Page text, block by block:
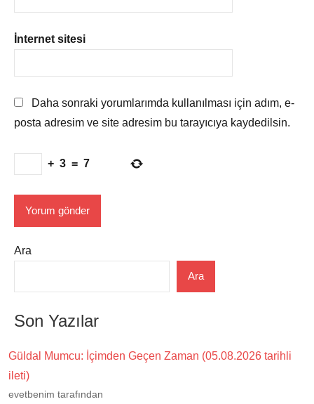
İnternet sitesi
Daha sonraki yorumlarımda kullanılması için adım, e-
posta adresim ve site adresim bu tarayıcıya kaydedilsin.
+ 3 = 7
Ara
Ara
Son Yazılar
Güldal Mumcu: İçimden Geçen Zaman (05.08.2026 tarihli
ileti)
evetbenim tarafından